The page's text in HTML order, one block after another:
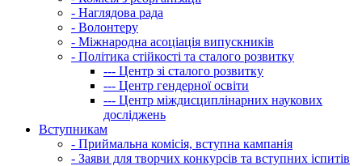
- Наглядова рада
- Волонтеру
- Міжнародна асоціація випускників
- Політика стійкості та сталого розвитку
--- Центр зі сталого розвитку
--- Центр гендерної освіти
--- Центр міждисциплінарних наукових
досліджень
Вступникам
- Приймальна комісія, вступна кампанія
- Заяви для творчих конкурсів та вступних іспитів